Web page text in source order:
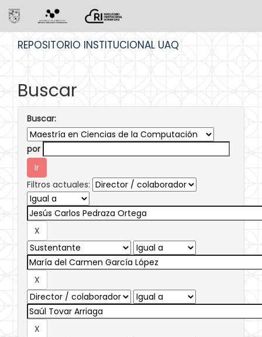
REPOSITORIO INSTITUCIONAL UAQ
Buscar
Buscar:
por
Filtros actuales: